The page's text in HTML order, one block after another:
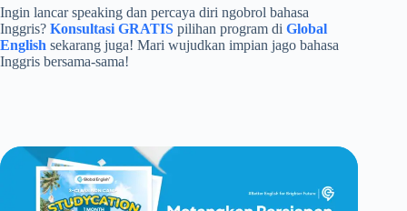
Ingin lancar speaking dan percaya diri ngobrol bahasa
Inggris? Konsultasi GRATIS pilihan program di Global
English sekarang juga! Mari wujudkan impian jago bahasa
Inggris bersama-sama!